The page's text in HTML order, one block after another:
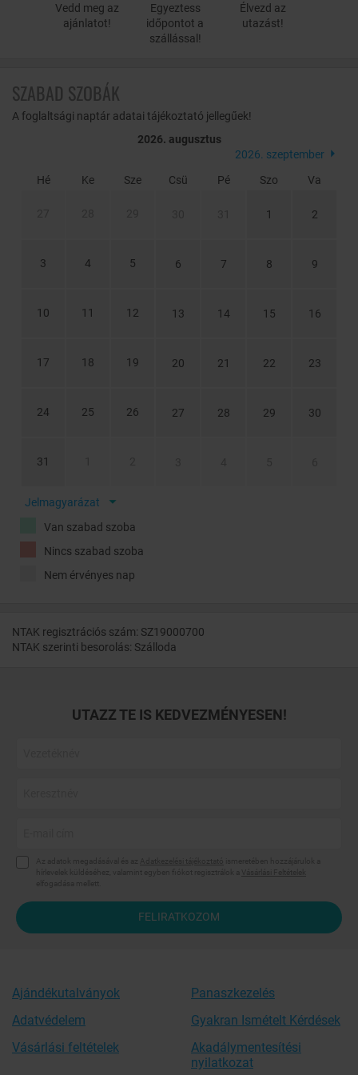
A barlangba vájtsziklakápolna
Vedd meg az
ajánlatot!
Egyeztess
időpontot a
szállással!
Élvezd az
utazást!
SZABAD SZOBÁK
A foglaltsági naptár adatai tájékoztató jellegűek!
2026. augusztus
2026. szeptember
Hé
Ke Sze Csü Pé Szo Va
1 2
3 4 5 6 7 8 9
10 11 12 13 14 15 16
17 18 19 20 21 22 23
24 25 26 27 28 29 30
31
Jelmagyarázat
Van szabad szoba
Nincs szabad szoba
Nem érvényes nap
NTAK regisztrációs szám: SZ19000700
NTAK szerinti besorolás: Szálloda
UTAZZ TE IS KEDVEZMÉNYESEN!
FELIRATKOZOM
Ajándékutalványok
Adatvédelem
Vásárlási feltételek
Panaszkezelés
Gyakran Ismételt Kérdések
Akadálymentesítési
nyilatkozat